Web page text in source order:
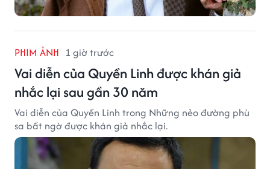
PHIM ẢNH 1 giờ trước
Vai diễn của Quyền Linh được khán giả
nhắc lại sau gần 30 năm
Vai diễn của Quyền Linh trong Những nẻo đường phù
sa bất ngờ được khán giả nhắc lại.